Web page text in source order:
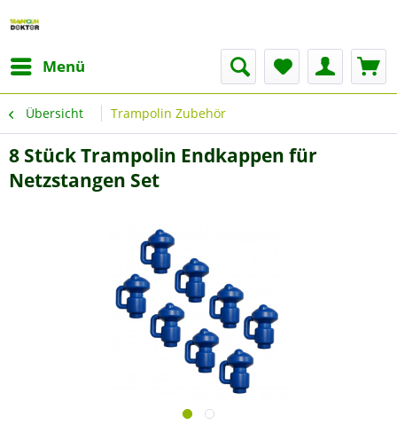
Menü
Übersicht Trampolin Zubehör
8 Stück Trampolin Endkappen für
Netzstangen Set